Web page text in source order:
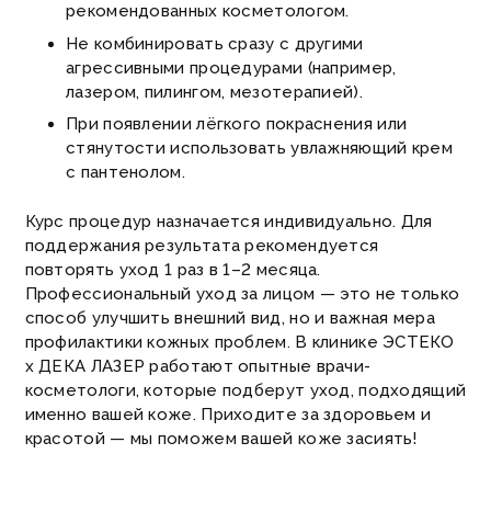
рекомендованных косметологом.
Не комбинировать сразу с другими
агрессивными процедурами (например,
лазером, пилингом, мезотерапией).
При появлении лёгкого покраснения или
стянутости использовать увлажняющий крем
с пантенолом.
Курс процедур назначается индивидуально. Для
поддержания результата рекомендуется
повторять уход 1 раз в 1–2 месяца.
Профессиональный уход за лицом — это не только
способ улучшить внешний вид, но и важная мера
профилактики кожных проблем. В клинике ЭСТЕКО
х ДЕКА ЛАЗЕР работают опытные врачи-
косметологи, которые подберут уход, подходящий
именно вашей коже. Приходите за здоровьем и
красотой — мы поможем вашей коже засиять!